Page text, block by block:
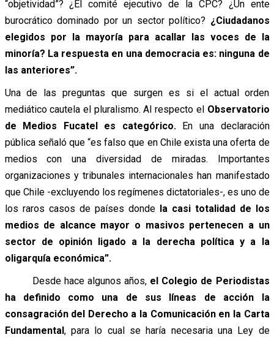
“objetividad”? ¿El comité ejecutivo de la CPC? ¿Un ente
burocrático dominado por un sector político? ¿Ciudadanos
elegidos por la mayoría para acallar las voces de la
minoría? La respuesta en una democracia es: ninguna de
las anteriores”.
Una de las preguntas que surgen es si el actual orden
mediático cautela el pluralismo. Al respecto el Observatorio
de Medios Fucatel es categórico. En una declaración
pública señaló que “es falso que en Chile exista una oferta de
medios con una diversidad de miradas. Importantes
organizaciones y tribunales internacionales han manifestado
que Chile -excluyendo los regímenes dictatoriales-, es uno de
los raros casos de países donde la casi totalidad de los
medios de alcance mayor o masivos pertenecen a un
sector de opinión ligado a la derecha política y a la
oligarquía económica”.
Desde hace algunos años, el Colegio de Periodistas
ha definido como una de sus líneas de acción la
consagración del Derecho a la Comunicación en la Carta
Fundamental, para lo cual se haría necesaria una Ley de